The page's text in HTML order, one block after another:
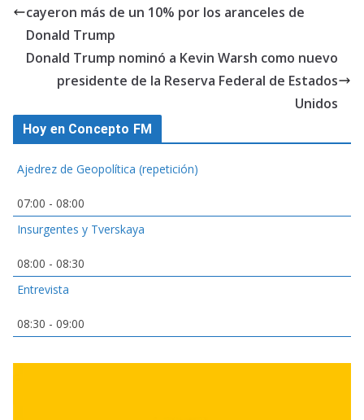
cayeron más de un 10% por los aranceles de
Donald Trump
Donald Trump nominó a Kevin Warsh como nuevo
presidente de la Reserva Federal de Estados
Unidos
Hoy en Concepto FM
Ajedrez de Geopolítica (repetición)
07:00 - 08:00
Insurgentes y Tverskaya
08:00 - 08:30
Entrevista
08:30 - 09:00